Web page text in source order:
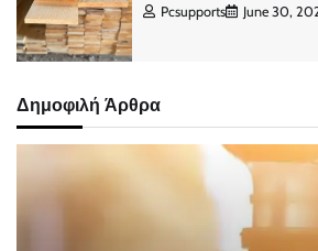
Pcsupports June 30,
Δημοφιλή Άρθρα